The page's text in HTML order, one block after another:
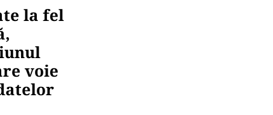
la fel
voie